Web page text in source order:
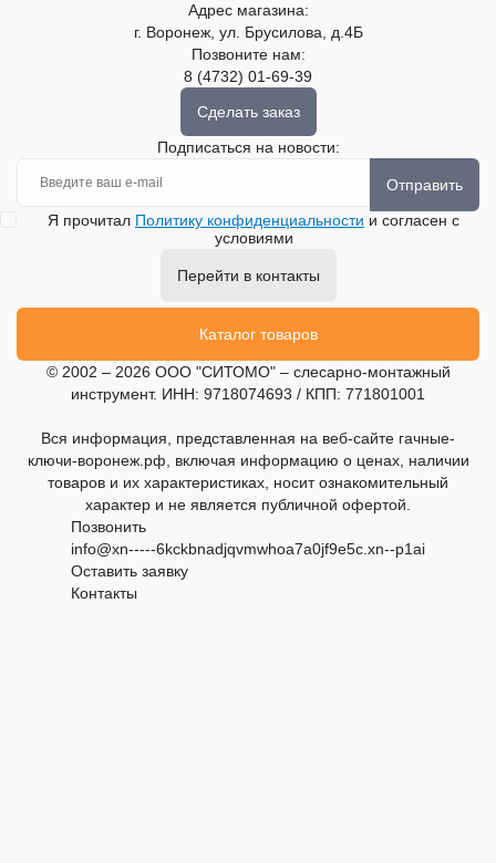
Адрес магазина:
г. Воронеж, ул. Брусилова, д.4Б
Позвоните нам:
8 (4732) 01-69-39
Сделать заказ
Подписаться на новости:
Отправить
Я прочитал Политику конфиденциальности и согласен с
условиями
Перейти в контакты
Каталог товаров
© 2002 – 2026 ООО "СИТОМО" – слесарно-монтажный
инструмент. ИНН: 9718074693 / КПП: 771801001
Вся информация, представленная на веб-сайте гачные-
ключи-воронеж.рф, включая информацию о ценах, наличии
товаров и их характеристиках, носит ознакомительный
характер и не является публичной офертой.
Позвонить
info@xn-----6kckbnadjqvmwhoa7a0jf9e5c.xn--p1ai
Оставить заявку
Контакты